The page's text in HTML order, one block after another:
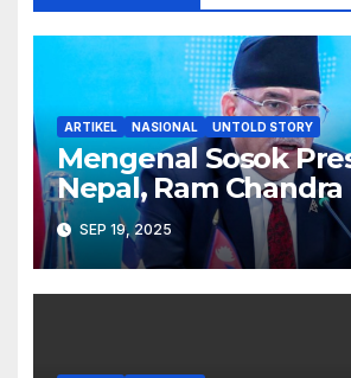
ARTIKEL NASIONAL UNTOLD STORY
Mengenal Sosok
Nepal, Ram
SEP 19, 2025